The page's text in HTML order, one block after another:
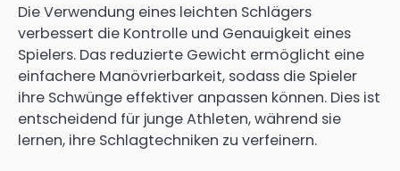
Die Verwendung eines leichten Schlägers
verbessert die Kontrolle und Genauigkeit eines
Spielers. Das reduzierte Gewicht ermöglicht eine
einfachere Manövrierbarkeit, sodass die Spieler
ihre Schwünge effektiver anpassen können. Dies ist
entscheidend für junge Athleten, während sie
lernen, ihre Schlagtechniken zu verfeinern.